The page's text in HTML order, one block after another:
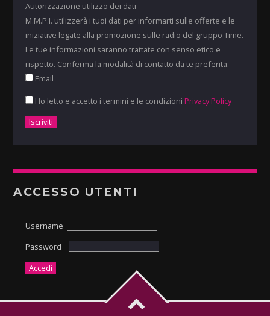
Autorizzazione utilizzo dei dati
M.M.P.I. utilizzerà i tuoi dati per informarti sulle offerte e le
iniziative legate alla promozione sulle radio del gruppo Time.
Le tue informazioni saranno trattate con senso etico e
rispetto. Conferma la modalità di contatto da te preferita:
Email
Ho letto e accetto i termini e le condizioni Privacy Policy
ACCESSO UTENTI
Username
Password